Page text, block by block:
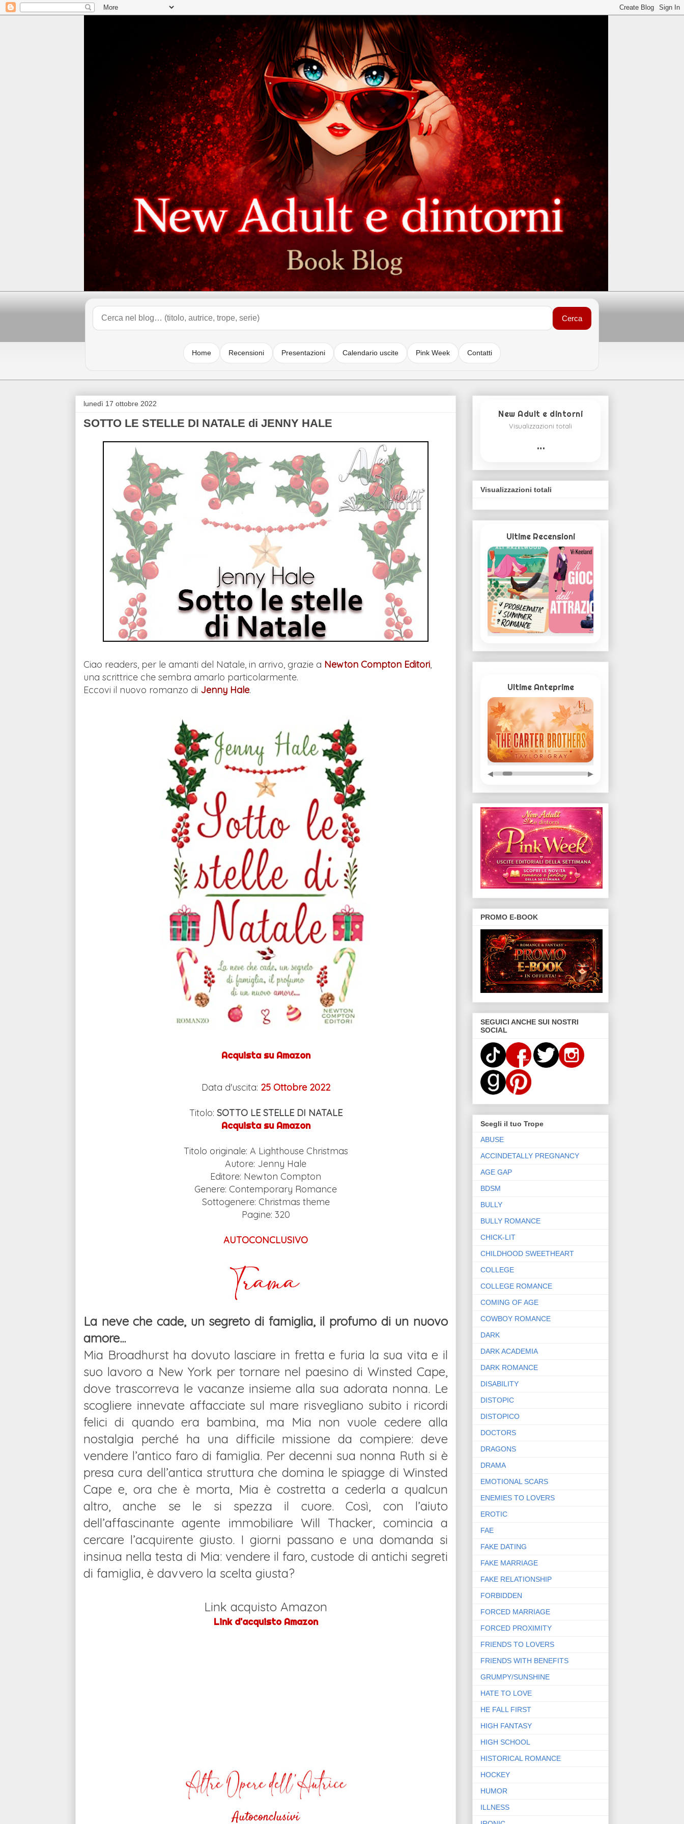
Cerca
Home Recensioni Presentazioni Calendario uscite Pink Week Contatti
lunedì 17 ottobre 2022
SOTTO LE STELLE DI NATALE di JENNY HALE
Ciao readers, per le amanti del Natale, in arrivo, grazie a Newton Compton Editori,
una scrittrice che sembra amarlo particolarmente.
Eccovi il nuovo romanzo di Jenny Hale.
Acquista su Amazon
Data d'uscita: 25 Ottobre 2022
Titolo: SOTTO LE STELLE DI NATALE
Acquista su Amazon
Titolo originale: A Lighthouse Christmas
Autore: Jenny Hale
Editore: Newton Compton
Genere: Contemporary Romance
Sottogenere: Christmas theme
Pagine: 320
AUTOCONCLUSIVO
La neve che cade, un segreto di famiglia, il profumo di un nuovo
amore...
Mia Broadhurst ha dovuto lasciare in fretta e furia la sua vita e il
suo lavoro a New York per tornare nel paesino di Winsted Cape,
dove trascorreva le vacanze insieme alla sua adorata nonna. Le
scogliere innevate affacciate sul mare risvegliano subito i ricordi
felici di quando era bambina, ma Mia non vuole cedere alla
nostalgia perché ha una difficile missione da compiere: deve
vendere l’antico faro di famiglia. Per decenni sua nonna Ruth si è
presa cura dell’antica struttura che domina le spiagge di Winsted
Cape e, ora che è morta, Mia è costretta a cederla a qualcun
altro, anche se le si spezza il cuore. Così, con l’aiuto
dell’affascinante agente immobiliare Will Thacker, comincia a
cercare l’acquirente giusto. I giorni passano e una domanda si
insinua nella testa di Mia: vendere il faro, custode di antichi segreti
di famiglia, è davvero la scelta giusta?
Link acquisto Amazon
Link d'acquisto Amazon
Autoconclusivi
New Adult e dintorni
Visualizzazioni totali
…
Visualizzazioni totali
Ultime Recensioni
Ultime Anteprime
◀ ▶
PROMO E-BOOK
SEGUICI ANCHE SUI NOSTRI
SOCIAL
Scegli il tuo Trope
ABUSE
ACCINDETALLY PREGNANCY
AGE GAP
BDSM
BULLY
BULLY ROMANCE
CHICK-LIT
CHILDHOOD SWEETHEART
COLLEGE
COLLEGE ROMANCE
COMING OF AGE
COWBOY ROMANCE
DARK
DARK ACADEMIA
DARK ROMANCE
DISABILITY
DISTOPIC
DISTOPICO
DOCTORS
DRAGONS
DRAMA
EMOTIONAL SCARS
ENEMIES TO LOVERS
EROTIC
FAE
FAKE DATING
FAKE MARRIAGE
FAKE RELATIONSHIP
FORBIDDEN
FORCED MARRIAGE
FORCED PROXIMITY
FRIENDS TO LOVERS
FRIENDS WITH BENEFITS
GRUMPY/SUNSHINE
HATE TO LOVE
HE FALL FIRST
HIGH FANTASY
HIGH SCHOOL
HISTORICAL ROMANCE
HOCKEY
HUMOR
ILLNESS